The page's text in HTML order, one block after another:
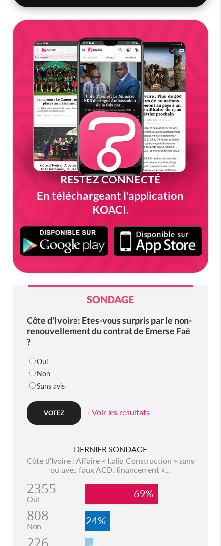
RESTEZ CONNECTÉ
En téléchargeant l'application
KOACI.
SONDAGE
Côte d'Ivoire: Etes-vous surpris par le non-
renouvellement du contrat de Emerse Faé
?
Oui
Non
Sans avis
+ Voir les resultats
DERNIER SONDAGE
Côte d'Ivoire : Affaire « Italia Construction » sans
ou avec faux ACD, financement «...
2355
Oui 69%
808
Non 24%